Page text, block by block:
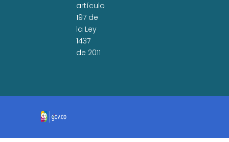
artículo
197 de
la Ley
1437
de 2011